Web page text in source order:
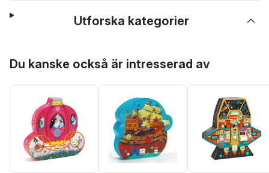
Utforska kategorier
Du kanske också är intresserad av